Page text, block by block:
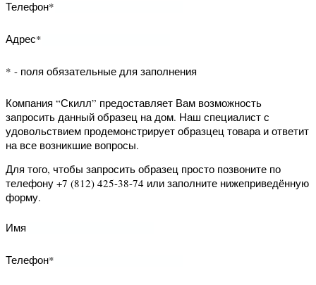
Компания “Скилл” предоставляет Вам
образец на дом. Наш специалист с
удовольствием продемонстрирует
возникшие вопросы.
Для того, чтобы запросить образец
просто позвоните по телефону +7
(812) 425-38-74 или заполните
нижеприведённую форму.